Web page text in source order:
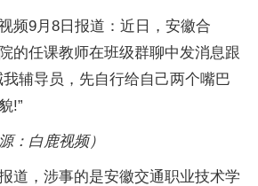
频9月8日报道：近日，安徽合
的任课教师在班级群聊中发消息跟
辅导员，先自行给自己两个嘴巴
!”
：白鹿视频）
道，涉事的是安徽交通职业技术学